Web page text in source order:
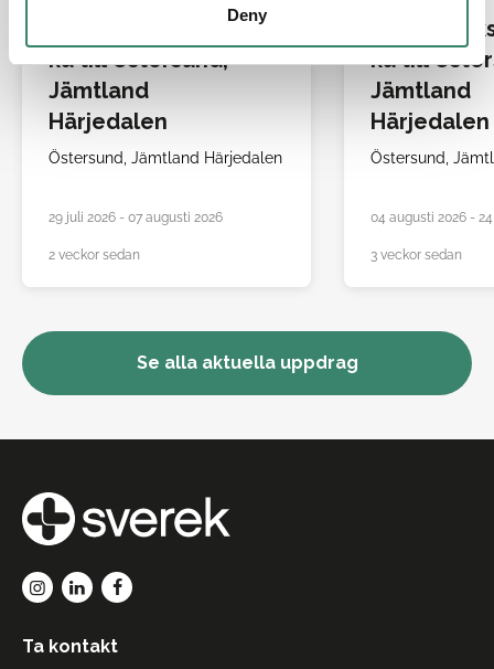
Deny
Allmänsjuksköters
ka till Östersund,
Jämtland
Härjedalen
Östersund, Jämtland Härjedalen
29 juli 2026 - 07 augusti 2026
2 veckor sedan
ka till
Jämtland
Härjedalen
Östersund,
04 augusti 2026 -
3 veckor sedan
Se alla aktuella uppdrag
Ta kontakt